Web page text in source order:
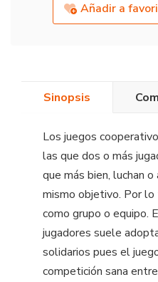
Añadir a
Sinopsis
Los juegos
las que dos o más
que más bien, luchan
mismo objetivo. Por lo
como grupo o equipo.
jugadores suele
solidarios pues el
competición sana